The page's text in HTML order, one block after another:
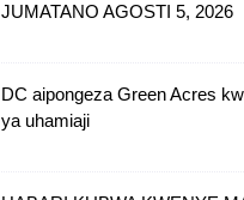
JUMATANO AGOSTI 5, 2026
DC aipongeza Green Acres
ya uhamiaji